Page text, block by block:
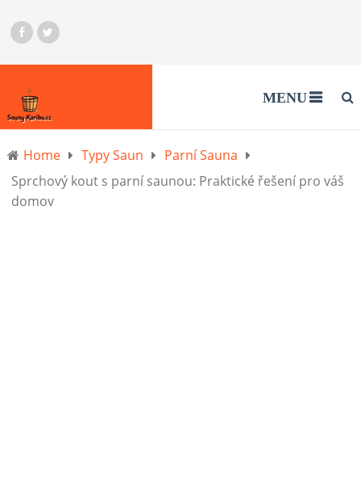
MENU
Home Typy Saun
Parní Sauna
Sprchový kout s parní saunou: Praktické řešení pro váš
domov